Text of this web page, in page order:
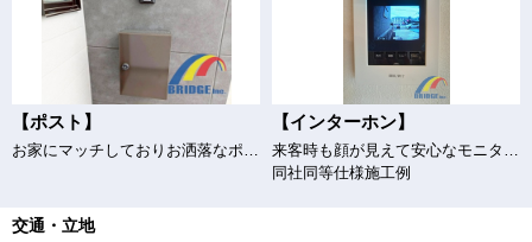
【ポスト】
お家にマッチしておりお洒落なポスト
【インターホン】
来客時も顔が見えて安心なモニター付きインターホン
同社同等仕様施工例
交通・立地